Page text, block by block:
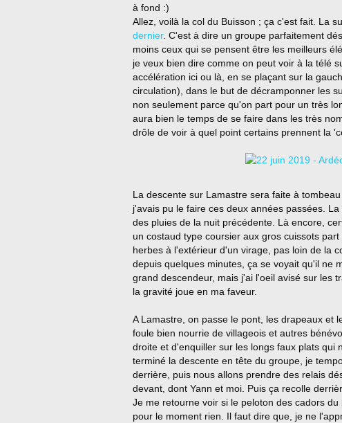
à fond :)
Allez, voilà la col du Buisson ; ça c'est fait. La
dernier. C'est à dire un groupe parfaitement
moins ceux qui se pensent être les meilleurs
je veux bien dire comme on peut voir à la télé
accélération ici ou là, en se plaçant sur la
circulation), dans le but de décramponner les
non seulement parce qu'on part pour un très
aura bien le temps de se faire dans les très
drôle de voir à quel point certains prennent la
La descente sur Lamastre sera faite à
j'avais pu le faire ces deux années passées.
des pluies de la nuit précédente. Là encore,
un costaud type coursier aux gros cuissots
herbes à l'extérieur d'un virage, pas loin de la
depuis quelques minutes, ça se voyait qu'il ne
grand descendeur, mais j'ai l'oeil avisé sur les
la gravité joue en ma faveur.
A Lamastre, on passe le pont, les drapeaux et
foule bien nourrie de villageois et autres
droite et d'enquiller sur les longs faux plats qui
terminé la descente en tête du groupe, je
derrière, puis nous allons prendre des relais
devant, dont Yann et moi. Puis ça recolle
Je me retourne voir si le peloton des cadors du
pour le moment rien. Il faut dire que, je ne